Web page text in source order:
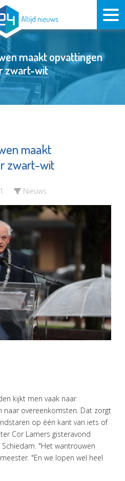
maakt opvattingen
zwart-wit
maakt
zwart-wit
Nieuws
kijkt men vaak naar
naar overeenkomsten. Dat zorgt
op één kant van iets of
Cor Lamers gisteravond
"Het wantrouwen
"En we lopen wel heel